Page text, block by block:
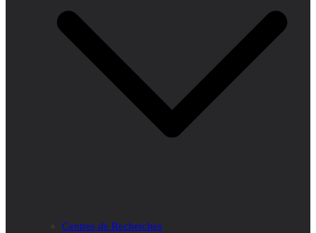
Centres de Recherches